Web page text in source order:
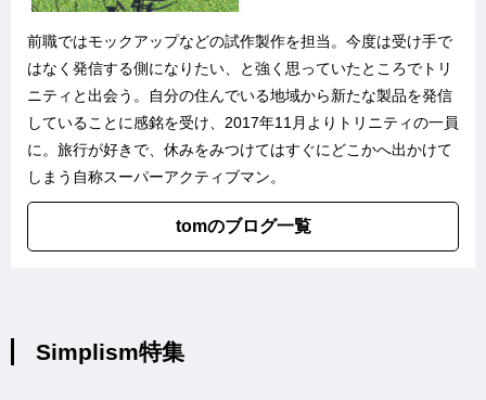
前職ではモックアップなどの試作製作を担当。今度は受け手で
はなく発信する側になりたい、と強く思っていたところでトリ
ニティと出会う。自分の住んでいる地域から新たな製品を発信
していることに感銘を受け、2017年11月よりトリニティの一員
に。旅行が好きで、休みをみつけてはすぐにどこかへ出かけて
しまう自称スーパーアクティブマン。
tomのブログ一覧
Simplism特集